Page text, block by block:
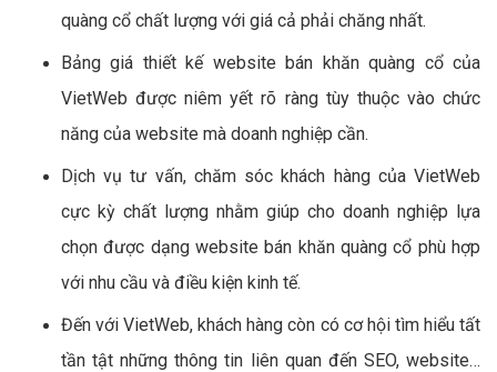
quàng cổ chất lượng với giá cả phải chăng nhất.
Bảng giá thiết kế website bán khăn quàng cổ của
VietWeb được niêm yết rõ ràng tùy thuộc vào chức
năng của website mà doanh nghiệp cần.
Dịch vụ tư vấn, chăm sóc khách hàng của VietWeb
cực kỳ chất lượng nhằm giúp cho doanh nghiệp lựa
chọn được dạng website bán khăn quàng cổ phù hợp
với nhu cầu và điều kiện kinh tế.
Đến với VietWeb, khách hàng còn có cơ hội tìm hiểu tất
tần tật những thông tin liên quan đến SEO, website…